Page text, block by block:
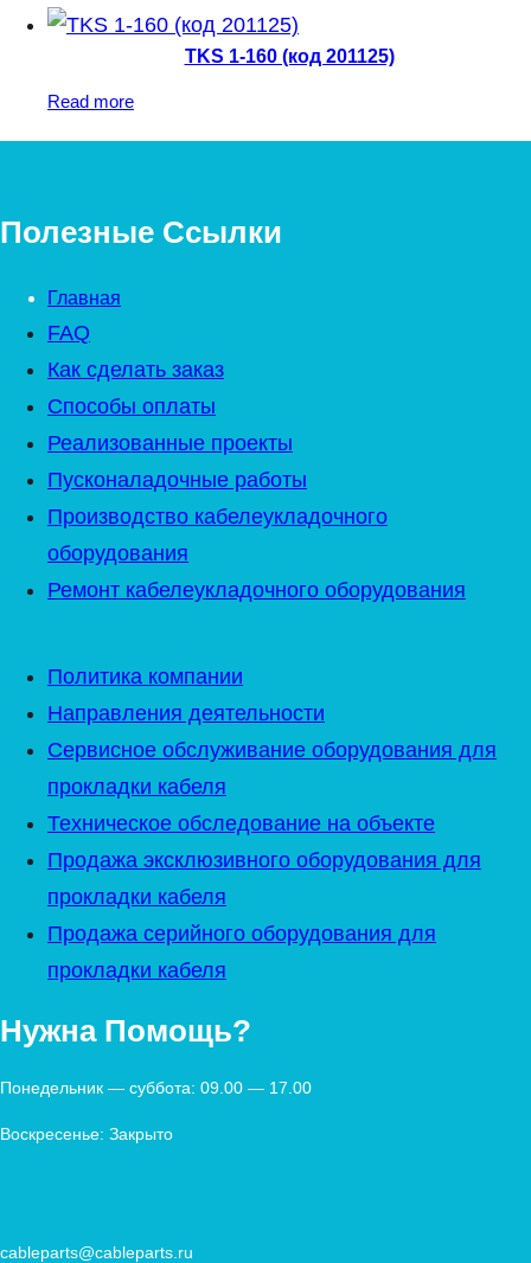
TKS 1-160 (код 201125)
Read more
Полезные Ссылки
Главная
FAQ
Как сделать заказ
Способы оплаты
Реализованные проекты
Пусконаладочные работы
Производство кабелеукладочного
оборудования
Ремонт кабелеукладочного оборудования
Политика компании
Направления деятельности
Сервисное обслуживание оборудования для
прокладки кабеля
Техническое обследование на объекте
Продажа эксклюзивного оборудования для
прокладки кабеля
Продажа серийного оборудования для
прокладки кабеля
Нужна Помощь?
Понедельник — суббота: 09.00 — 17.00
Воскресенье: Закрыто
cableparts@cableparts.ru